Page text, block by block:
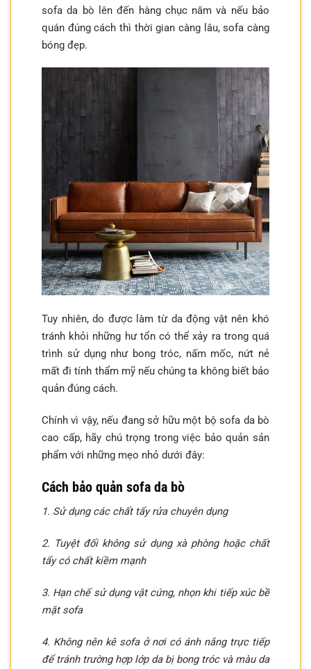
sofa da bò lên đến hàng chục năm và nếu bảo
quán đúng cách thì thời gian càng lâu, sofa càng
bóng đẹp.
Tuy nhiên, do được làm từ da động vật nên khó
tránh khỏi những hư tổn có thể xảy ra trong quá
trình sử dụng như bong tróc, nấm mốc, nứt nẻ
mất đi tính thẩm mỹ nếu chúng ta không biết bảo
quản đúng cách.
Chính vì vậy, nếu đang sở hữu một bộ sofa da bò
cao cấp, hãy chú trọng trong việc bảo quản sản
phẩm với những mẹo nhỏ dưới đây:
Cách bảo quản sofa da bò
1. Sử dụng các chất tẩy rửa chuyên dụng
2. Tuyệt đối không sử dụng xà phòng hoặc chất
tẩy có chất kiềm mạnh
3. Hạn chế sử dụng vật cứng, nhọn khi tiếp xúc bề
mặt sofa
4. Không nên kê sofa ở nơi có ánh nắng trực tiếp
để tránh trường hợp lớp da bị bong tróc và màu da